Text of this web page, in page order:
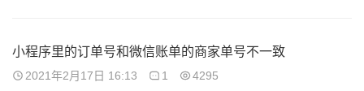
小程序里的订单号和微信账单的商家单号不一致
2021年2月17日 16:13 1 4295